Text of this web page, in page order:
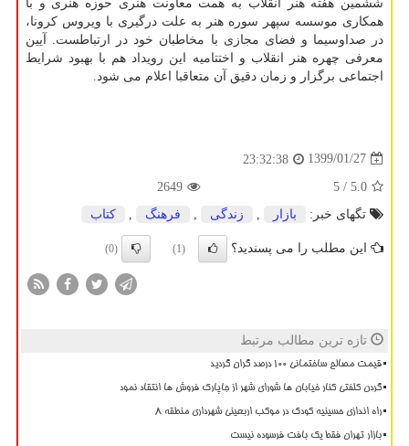
ششمین هفته هنر انقلاب به همت معاونت هنری حوزه هنری و با
همكاری موسسه سپهر سوره هنر به علت درگیری با ویروس كرونا،
در صداوسیما و فضای مجازی با مخاطبان خود در ارتباطست. آیین
معرفی چهره هنر انقلاب و اختتامیه این رویداد هم با بهبود شرایط
اجتماعی برگزار و زمان دقیق آن متعاقبا اعلام می شود.
1399/01/27
23:32:38
5.0
/ 5
2649
تگهای خبر:
بازار زندگی فرهنگ كتاب
این مطلب را می پسندید؟ (1)
(0)
تازه ترین مطالب مرتبط
قیمت مصالح ساختمانی ۱۰۰ درصد گران گردید
گردن کلفتی کنار خیابان ها شورای شهر از جاپارک فروش ها انتقاد نمود
راه اندازی حسینیه کودک در موکب اربعینی شهرداری منطقه ۸
بازار تهران فقط یک بافت فرسوده نیست